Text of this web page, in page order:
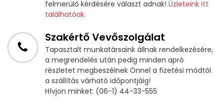
felmerülő kérdésére választ adnak! Üzleteink itt
találhatóak.
Szakértő Vevőszolgálat
Tapasztalt munkatársaink állnak rendelkezésére,
a megrendelés után pedig minden apró
részletet megbeszélnek Önnel a fizetési módtól
a szállítás várható időpontjáig!
Hívjon minket: (06-1) 44-33-555